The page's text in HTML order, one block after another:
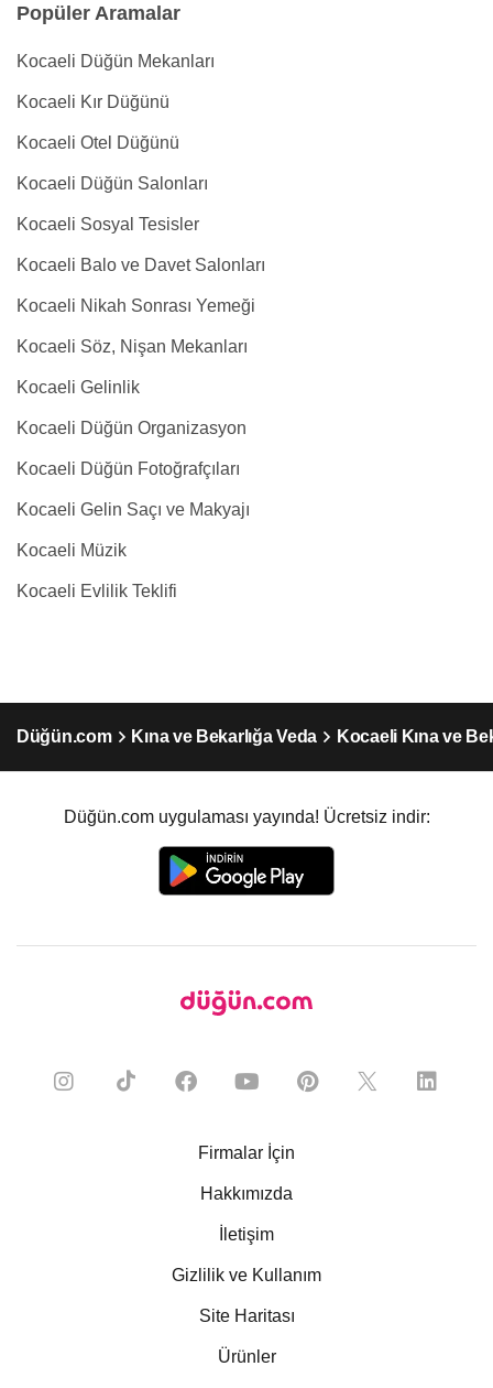
Popüler Aramalar
Kocaeli Düğün Mekanları
Kocaeli Kır Düğünü
Kocaeli Otel Düğünü
Kocaeli Düğün Salonları
Kocaeli Sosyal Tesisler
Kocaeli Balo ve Davet Salonları
Kocaeli Nikah Sonrası Yemeği
Kocaeli Söz, Nişan Mekanları
Kocaeli Gelinlik
Kocaeli Düğün Organizasyon
Kocaeli Düğün Fotoğrafçıları
Kocaeli Gelin Saçı ve Makyajı
Kocaeli Müzik
Kocaeli Evlilik Teklifi
Düğün.com Kına ve Bekarlığa Veda Kocaeli Kına ve
Düğün.com uygulaması yayında! Ücretsiz indir:
Firmalar İçin
Hakkımızda
İletişim
Gizlilik ve Kullanım
Site Haritası
Ürünler